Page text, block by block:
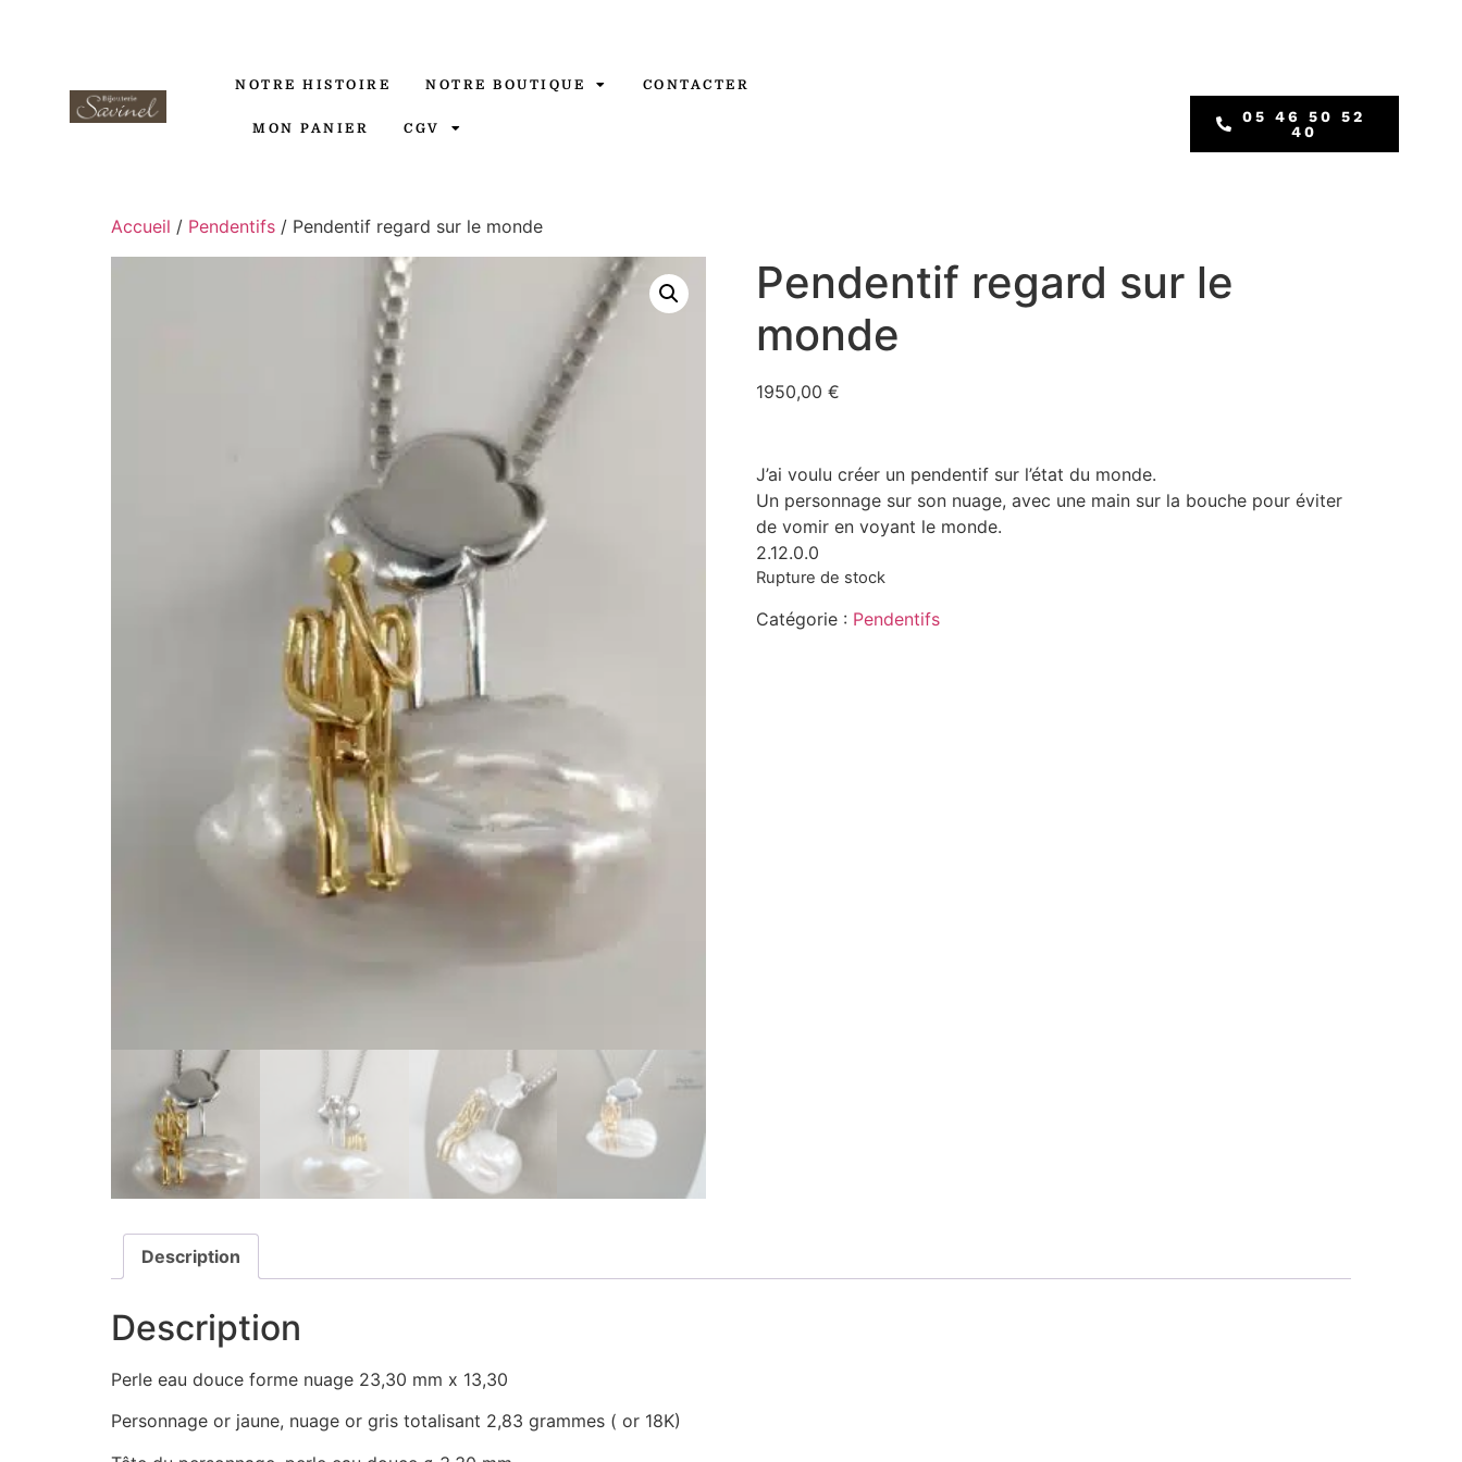
NOTRE HISTOIRE NOTRE BOUTIQUE CONTACTER
MON PANIER CGV
05 46 50 52
40
Accueil / Pendentifs / Pendentif regard sur le monde
Pendentif regard sur le
monde
1950,00 €
J’ai voulu créer un pendentif sur l’état du monde.
Un personnage sur son nuage, avec une main sur la bouche pour éviter
de vomir en voyant le monde.
2.12.0.0
Rupture de stock
Catégorie : Pendentifs
Description
Description
Perle eau douce forme nuage 23,30 mm x 13,30
Personnage or jaune, nuage or gris totalisant 2,83 grammes ( or 18K)